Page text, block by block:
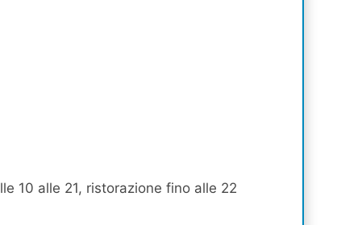
10 alle 21, ristorazione fino alle 22